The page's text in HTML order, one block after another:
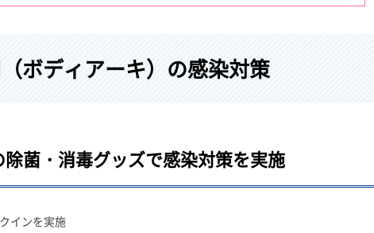
ボディアーキ）の感染対策
菌・消毒グッズで感染対策を実施
インを実施